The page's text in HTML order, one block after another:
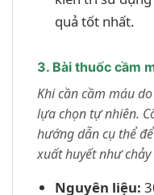
quả tốt nhất.
3. Bài thuốc cầm
Khi cần cầm máu
lựa chọn tự nhiên.
hướng dẫn cụ thể
xuất huyết như
Nguyên liệu: